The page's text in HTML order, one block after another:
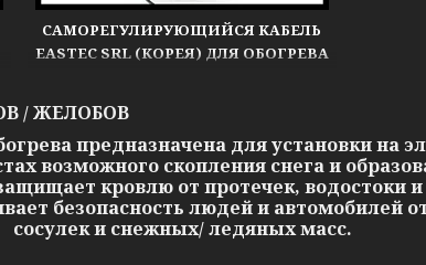
САМОРЕГУЛИРУЮЩИЙСЯ КАБЕЛЬ
EASTEC SRL (КОРЕЯ) ДЛЯ ОБОГРЕВА
/ ЖЕЛОБОВ
предназначена для установки на
возможного скопления снега и
кровлю от протечек, водостоки
безопасность людей и автомобилей
сосулек и снежных/ ледяных масс.